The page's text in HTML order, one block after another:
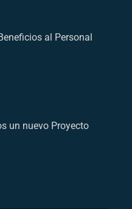
al Personal
un nuevo Proyecto